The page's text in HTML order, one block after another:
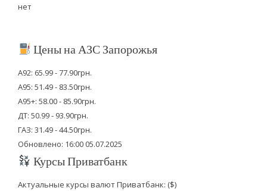
нет
Цены на АЗС Запорожья
А92: 65.99 - 77.90грн.
А95: 51.49 - 83.50грн.
А95+: 58.00 - 85.90грн.
ДТ: 50.99 - 93.90грн.
ГАЗ: 31.49 - 44.50грн.
Обновлено: 16:00 05.07.2025
Курсы Приватбанк
Актуальные курсы валют Приватбанк: ($)